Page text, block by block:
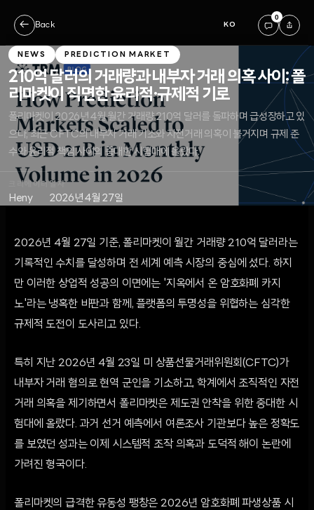
← Back KO
0
NEWS PREDICTION MARKET
210억 달러의 거래량과 내부자 거래 의혹 사이: 폴
리마켓이 직면한 윤리적·규제적 기로
폴리마켓이 2026년 4월 월간 거래량 210억 달러를 돌파하며 급성장하고 있
으나, 최근 CFTC의 내부자 거래 기소와 자전거래 의혹이 불거지며 규제 준
수와 윤리적 책임 사이의 중대한 시험대에 올랐다.
크리에이터
Heny
일자
2026년 4월 27일
2026년 4월 27일 기준, 폴리마켓이 월간 거래량 210억 달러라는
기록적인 수치를 달성하며 전 세계 예측 시장의 중심에 섰다. 하지
만 이러한 상업적 성공의 이면에는 '지옥에서 온 암호화폐 카지
노'라는 냉혹한 비판과 함께, 플랫폼의 투명성을 위협하는 심각한
규제적 도전이 도사리고 있다.
특히 지난 2026년 4월 23일 미 상품선물거래위원회(CFTC)가
내부자 거래 혐의로 현역 군인을 기소하고, 학계에서 조직적인 자전
거래 의혹을 제기하면서 폴리마켓은 제도권 안착을 위한 중대한 시
험대에 올랐다. 과거 선거 예측에서 여론조사 기관보다 높은 정확도
를 보였던 성과는 이제 시스템적 조작 의혹과 도덕적 해이 논란에
가려진 형국이다.
폴리마켓의 급격한 유동성 팽창은 2026년 암호화폐 파생상품 시